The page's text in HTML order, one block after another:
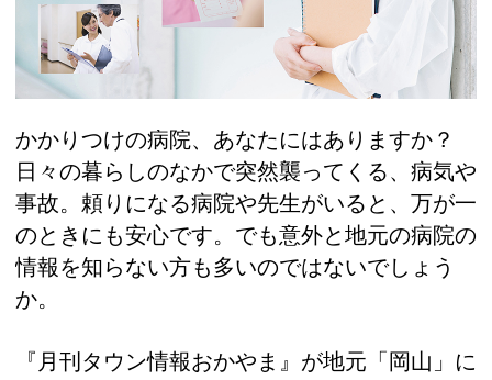
かかりつけの病院、あなたにはありますか？
日々の暮らしのなかで突然襲ってくる、病気や
事故。頼りになる病院や先生がいると、万が一
のときにも安心です。でも意外と地元の病院の
情報を知らない方も多いのではないでしょう
か。
『月刊タウン情報おかやま』が地元「岡山」に